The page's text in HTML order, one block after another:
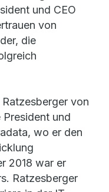
und CEO
von
die
von
President und
wo er den
2018 war er
Ratzesberger